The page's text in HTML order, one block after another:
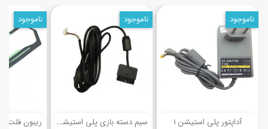
آداپتور پلی استیشن 1
ناموجود
س
یم دسته بازی پلی استیشن 2 (ابریشم)
ناموجود ناموجود